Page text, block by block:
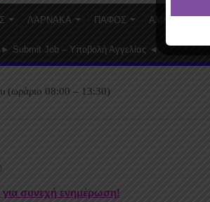
ΛΑΡΝΑΚΑ ΠΑΦΟΣ ΑΜΜΟΧΩΣΤΟΣ
► Submit Job – Υποβολή Αγγελίας ◄
(ωράριο 08:00 – 13:30)
για συνεχή ενημέρωση!